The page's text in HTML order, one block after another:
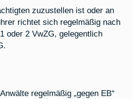
zuzustellen ist oder an
richtet sich regelmäßig nach
oder 2 VwZG, gelegentlich
regelmäßig „gegen EB“